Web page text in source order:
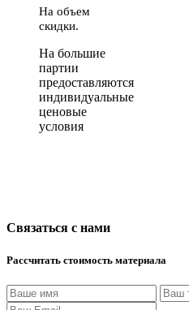
На объем
скидки.
На большие
партии
предоставляются
индивидуальные
ценовые
условия
Связаться с нами
Рассчитать стоимость материала